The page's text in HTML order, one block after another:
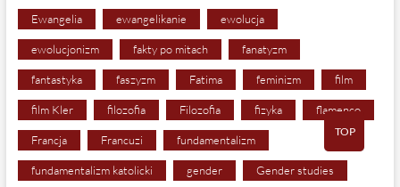
Ewangelia ewangelikanie ewolucja
ewolucjonizm fakty po mitach fanatyzm
fantastyka faszyzm Fatima feminizm film
film Kler filozofia Filozofia fizyka flamenco
Francja Francuzi fundamentalizm
fundamentalizm katolicki gender Gender studies
TOP